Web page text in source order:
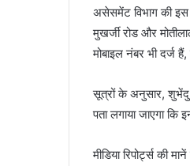
असेसमेंट विभाग की इस
मुखर्जी रोड और
मोबाइल नंबर भी दर्ज
सूत्रों के अनुसार, शुभेंदु
पता लगाया जाएगा कि
मीडिया रिपोर्ट्स की